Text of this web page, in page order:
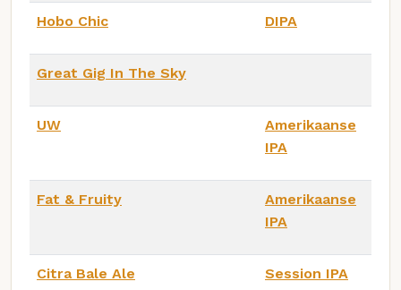
Hobo Chic DIPA
Great Gig In The Sky
UW
Amerikaanse
IPA
Fat & Fruity
Amerikaanse
IPA
Citra Bale Ale Session IPA